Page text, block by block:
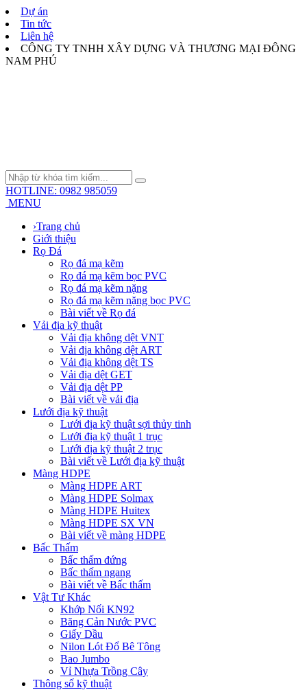
Dự án
Tin tức
Liên hệ
CÔNG TY TNHH XÂY DỰNG VÀ THƯƠNG MẠI ĐÔNG
NAM PHÚ
HOTLINE: 0982 985059
MENU
›Trang chủ
Giới thiệu
Rọ Đá
Rọ đá mạ kẽm
Rọ đá mạ kẽm bọc PVC
Rọ đá mạ kẽm nặng
Rọ đá mạ kẽm nặng bọc PVC
Bài viết về Rọ đá
Vải địa kỹ thuật
Vải địa không dệt VNT
Vải địa không dệt ART
Vải địa không dệt TS
Vải địa dệt GET
Vải địa dệt PP
Bài viết về vải địa
Lưới địa kỹ thuật
Lưới địa kỹ thuật sợi thủy tinh
Lưới địa kỹ thuật 1 trục
Lưới địa kỹ thuật 2 trục
Bài viết về Lưới địa kỹ thuật
Màng HDPE
Màng HDPE ART
Màng HDPE Solmax
Màng HDPE Huitex
Màng HDPE SX VN
Bài viết về màng HDPE
Bấc Thấm
Bấc thấm đứng
Bấc thấm ngang
Bài viết về Bấc thấm
Vật Tư Khác
Khớp Nối KN92
Băng Cản Nước PVC
Giấy Dầu
Nilon Lót Đổ Bê Tông
Bao Jumbo
Vỉ Nhựa Trồng Cây
Thông số kỹ thuật